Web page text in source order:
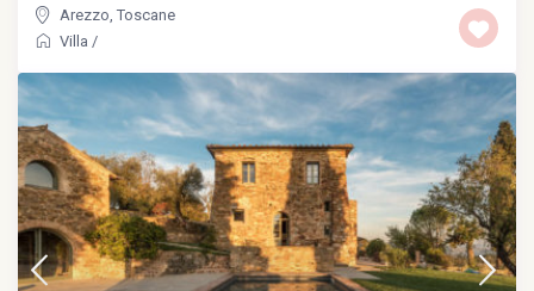
Arezzo ,Toscane
Villa /